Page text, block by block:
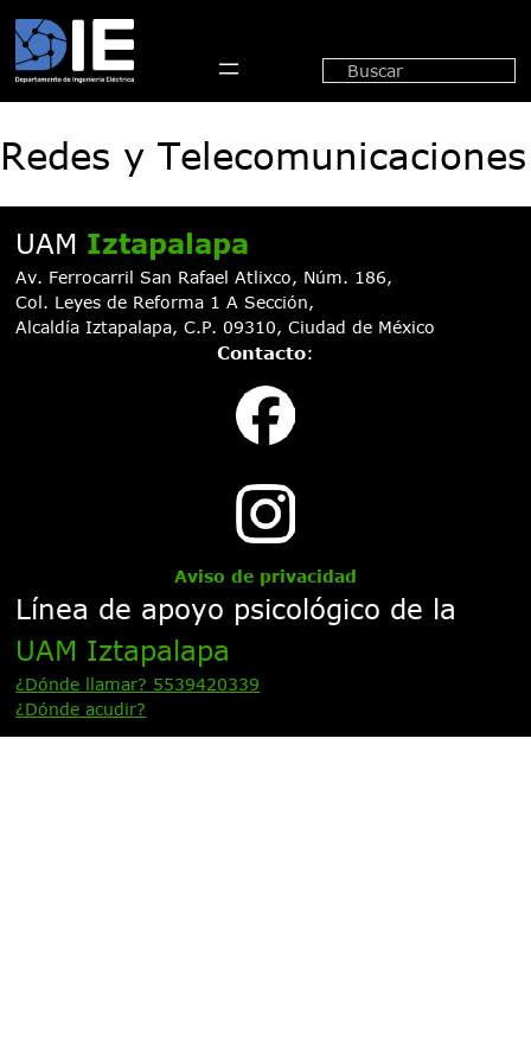
Saltar
contenido
Buscar
Redes y Telecomunicaciones
UAM Iztapalapa
Av. Ferrocarril San Rafael Atlixco, Núm. 186,
Col. Leyes de Reforma 1 A Sección,
Alcaldía Iztapalapa, C.P. 09310, Ciudad de México
Contacto:
Aviso de privacidad
Línea de apoyo psicológico de la
UAM Iztapalapa
¿Dónde llamar? 5539420339
¿Dónde acudir?